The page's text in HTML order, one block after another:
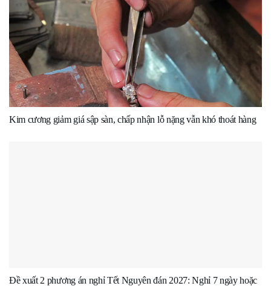
Kim cương giảm giá sập sàn, chấp nhận lỗ nặng vẫn khó thoát hàng
Đề xuất 2 phương án nghỉ Tết Nguyên đán 2027: Nghỉ 7 ngày hoặc